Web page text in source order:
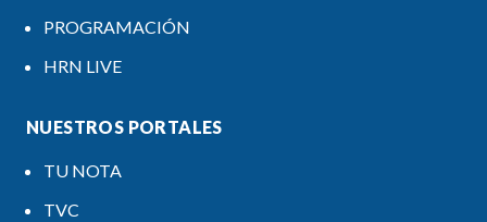
PROGRAMACIÓN
HRN LIVE
NUESTROS PORTALES
TU NOTA
TVC